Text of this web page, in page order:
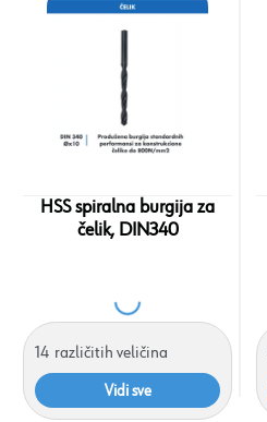
HSS spiralna burgija za
čelik, DIN340
14 različitih veličina
Vidi sve